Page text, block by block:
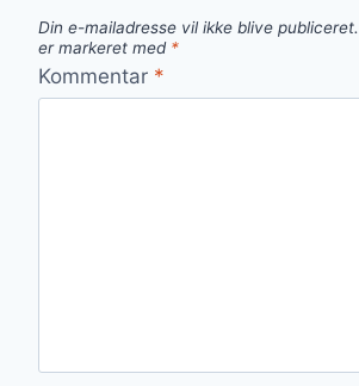
Din e-mailadresse vil ikke blive publiceret.
er markeret med *
Kommentar *